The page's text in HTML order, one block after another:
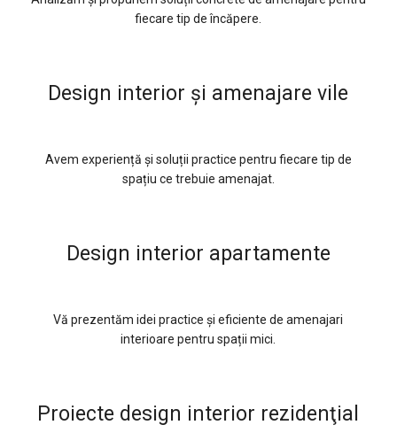
fiecare tip de încăpere.
Design interior şi amenajare vile
Avem experiență și soluții practice pentru fiecare tip de
spațiu ce trebuie amenajat.
Design interior apartamente
Vă prezentăm idei practice și eficiente de amenajari
interioare pentru spații mici.
Proiecte design interior rezidenţial